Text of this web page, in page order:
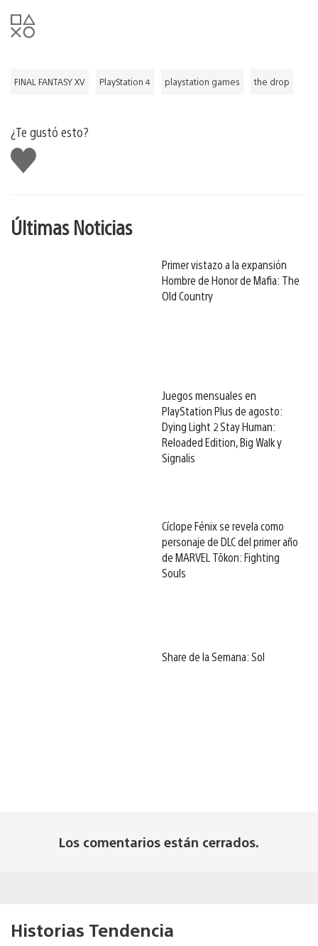
FINAL FANTASY XV PlayStation 4 playstation games the drop
¿Te gustó esto?
Me
gusta
Últimas Noticias
Primer vistazo a la expansión
Hombre de Honor de Mafia: The
Old Country
Juegos mensuales en
PlayStation Plus de agosto:
Dying Light 2 Stay Human:
Reloaded Edition, Big Walk y
Signalis
Cíclope Fénix se revela como
personaje de DLC del primer año
de MARVEL Tōkon: Fighting
Souls
Share de la Semana: Sol
Los comentarios están cerrados.
Historias Tendencia